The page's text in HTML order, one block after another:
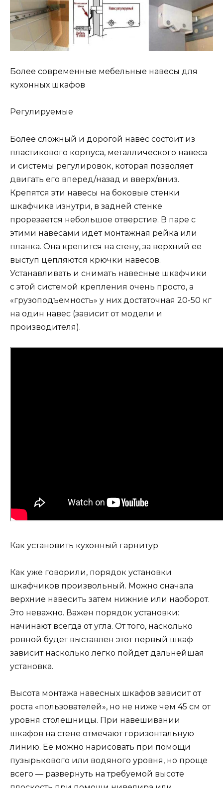
Более современные мебельные навесы для
кухонных шкафов
Регулируемые
Более сложный и дорогой навес состоит из
пластикового корпуса, металлического навеса
и системы регулировок, которая позволяет
двигать его вперед/назад и вверх/вниз.
Крепятся эти навесы на боковые стенки
шкафчика изнутри, в задней стенке
прорезается небольшое отверстие. В паре с
этими навесами идет монтажная рейка или
планка. Она крепится на стену, за верхний ее
выступ цепляются крючки навесов.
Устанавливать и снимать навесные шкафчики
с этой системой крепления очень просто, а
«грузоподъемность» у них достаточная 20-50 кг
на один навес (зависит от модели и
производителя).
Как установить кухонный гарнитур
Как уже говорили, порядок установки
шкафчиков произвольный. Можно сначала
верхние навесить затем нижние или наоборот.
Это неважно. Важен порядок установки:
начинают всегда от угла. От того, насколько
ровной будет выставлен этот первый шкаф
зависит насколько легко пойдет дальнейшая
установка.
Высота монтажа навесных шкафов зависит от
роста «пользователей», но не ниже чем 45 см от
уровня столешницы. При навешивании
шкафов на стене отмечают горизонтальную
линию. Ее можно нарисовать при помощи
пузырькового или водяного уровня, но проще
всего — развернуть на требуемой высоте